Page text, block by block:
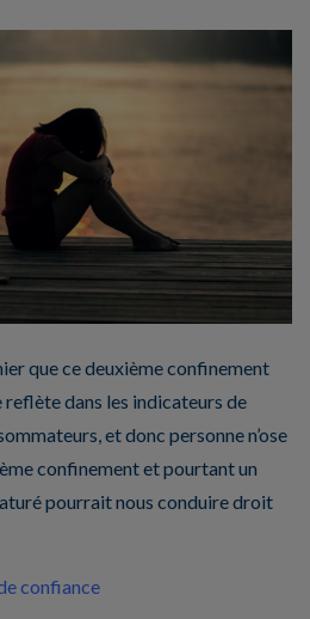
que ce deuxième confinement
reflète dans les indicateurs de
et donc personne n’ose
confinement et pourtant un
pourrait nous conduire droit
confiance